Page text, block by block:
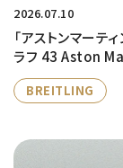
2026.07.10
「アストンマーテ
ラフ 43 Aston
BREITLING